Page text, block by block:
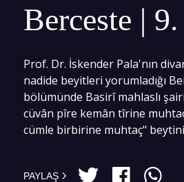
Berceste |
Prof. Dr. İskender Pala'nın
nadide beyitleri yorumladığı
bölümünde Basirî mahlaslı
cüvân pîre kemân tîrine
cümle birbirine muhtaç"
PAYLAŞ